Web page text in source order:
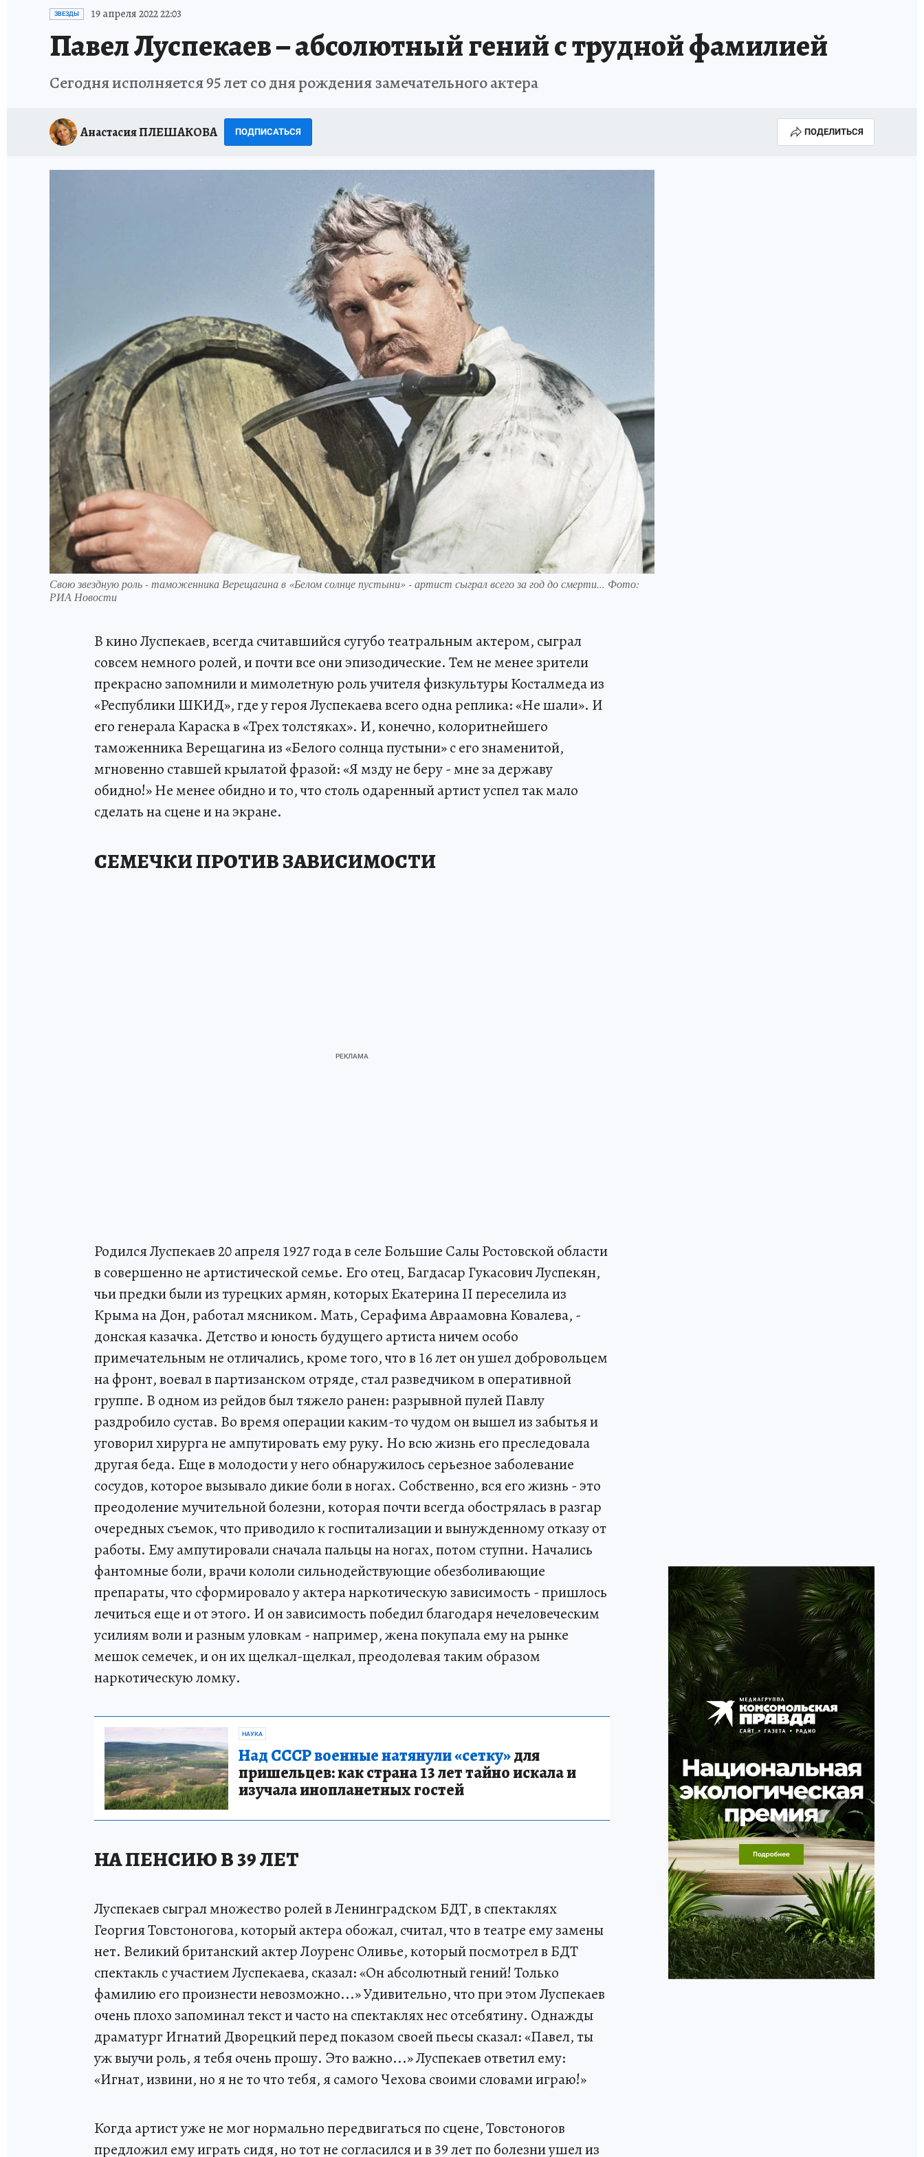
ИСПЫТАНО НА СЕБЕ
ЗВЕЗДЫ 19 апреля 2022 22:03
Павел Луспекаев – абсолютный гений с трудной фамилией
Сегодня исполняется 95 лет со дня рождения замечательного актера
Анастасия ПЛЕШАКОВА ПОДПИСАТЬСЯ ПОДЕЛИТЬСЯ
Свою звездную роль - таможенника Верещагина в «Белом солнце пустыни» - артист сыграл всего за год до смерти... Фото:
РИА Новости
В кино Луспекаев, всегда считавшийся сугубо театральным актером, сыграл
совсем немного ролей, и почти все они эпизодические. Тем не менее зрители
прекрасно запомнили и мимолетную роль учителя физкультуры Косталмеда из
«Республики ШКИД», где у героя Луспекаева всего одна реплика: «Не шали». И
его генерала Караска в «Трех толстяках». И, конечно, колоритнейшего
таможенника Верещагина из «Белого солнца пустыни» с его знаменитой,
мгновенно ставшей крылатой фразой: «Я мзду не беру - мне за державу
обидно!» Не менее обидно и то, что столь одаренный артист успел так мало
сделать на сцене и на экране.
СЕМЕЧКИ ПРОТИВ ЗАВИСИМОСТИ
Родился Луспекаев 20 апреля 1927 года в селе Большие Салы Ростовской области
в совершенно не артистической семье. Его отец, Багдасар Гукасович Луспекян,
чьи предки были из турецких армян, которых Екатерина II переселила из
Крыма на Дон, работал мясником. Мать, Серафима Авраамовна Ковалева, -
донская казачка. Детство и юность будущего артиста ничем особо
примечательным не отличались, кроме того, что в 16 лет он ушел добровольцем
на фронт, воевал в партизанском отряде, стал разведчиком в оперативной
группе. В одном из рейдов был тяжело ранен: разрывной пулей Павлу
раздробило сустав. Во время операции каким-то чудом он вышел из забытья и
уговорил хирурга не ампутировать ему руку. Но всю жизнь его преследовала
другая беда. Еще в молодости у него обнаружилось серьезное заболевание
сосудов, которое вызывало дикие боли в ногах. Собственно, вся его жизнь - это
преодоление мучительной болезни, которая почти всегда обострялась в разгар
очередных съемок, что приводило к госпитализации и вынужденному отказу от
работы. Ему ампутировали сначала пальцы на ногах, потом ступни. Начались
фантомные боли, врачи кололи сильнодействующие обезболивающие
препараты, что сформировало у актера наркотическую зависимость - пришлось
лечиться еще и от этого. И он зависимость победил благодаря нечеловеческим
усилиям воли и разным уловкам - например, жена покупала ему на рынке
мешок семечек, и он их щелкал-щелкал, преодолевая таким образом
наркотическую ломку.
НАУКА
Над СССР военные натянули «сетку»для
пришельцев: как страна 13 лет тайно искала и
изучала инопланетных гостей
НА ПЕНСИЮ В 39 ЛЕТ
Луспекаев сыграл множество ролей в Ленинградском БДТ, в спектаклях
Георгия Товстоногова, который актера обожал, считал, что в театре ему замены
нет. Великий британский актер Лоуренс Оливье, который посмотрел в БДТ
спектакль с участием Луспекаева, сказал: «Он абсолютный гений! Только
фамилию его произнести невозможно...» Удивительно, что при этом Луспекаев
очень плохо запоминал текст и часто на спектаклях нес отсебятину. Однажды
драматург Игнатий Дворецкий перед показом своей пьесы сказал: «Павел, ты
уж выучи роль, я тебя очень прошу. Это важно...» Луспекаев ответил ему:
«Игнат, извини, но я не то что тебя, я самого Чехова своими словами играю!»
Когда артист уже не мог нормально передвигаться по сцене, Товстоногов
предложил ему играть сидя, но тот не согласился и в 39 лет по болезни ушел из